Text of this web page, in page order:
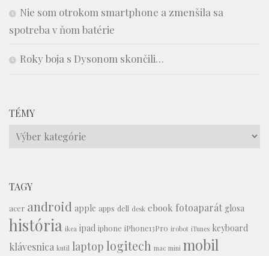
Nie som otrokom smartphone a zmenšila sa
spotreba v ňom batérie
Roky boja s Dysonom skončili…
TÉMY
Témy
TAGY
acer android apple apps dell desk ebook fotoaparát glosa
história ikea ipad iphone iPhone13Pro irobot iTunes keyboard
klávesnica kutil laptop logitech mac mini mobil